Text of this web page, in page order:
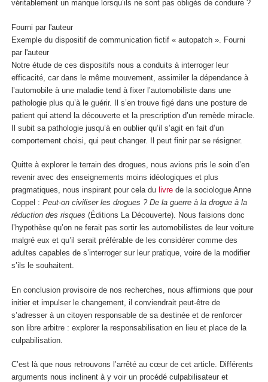
véritablement un manque lorsqu’ils ne sont pas obligés de conduire ?
Fourni par l'auteur
Exemple du dispositif de communication fictif « autopatch ».
Fourni
par l'auteur
Notre étude de ces dispositifs nous a conduits à interroger leur
efficacité, car dans le même mouvement, assimiler la dépendance à
l’automobile à une maladie tend à fixer l’automobiliste dans une
pathologie plus qu’à le guérir. Il s’en trouve figé dans une posture de
patient qui attend la découverte et la prescription d’un remède miracle.
Il subit sa pathologie jusqu’à en oublier qu’il s’agit en fait d’un
comportement choisi, qui peut changer. Il peut finir par se résigner.
Quitte à explorer le terrain des drogues, nous avions pris le soin d’en
revenir avec des enseignements moins idéologiques et plus
pragmatiques, nous inspirant pour cela du livre de la sociologue Anne
Coppel : Peut-on civiliser les drogues ? De la guerre à la drogue à la
réduction des risques (Éditions La Découverte). Nous faisions donc
l’hypothèse qu’on ne ferait pas sortir les automobilistes de leur voiture
malgré eux et qu’il serait préférable de les considérer comme des
adultes capables de s’interroger sur leur pratique, voire de la modifier
s’ils le souhaitent.
En conclusion provisoire de nos recherches, nous affirmions que pour
initier et impulser le changement, il conviendrait peut-être de
s’adresser à un citoyen responsable de sa destinée et de renforcer
son libre arbitre : explorer la responsabilisation en lieu et place de la
culpabilisation.
C’est là que nous retrouvons l’arrêté au cœur de cet article. Différents
arguments nous inclinent à y voir un procédé culpabilisateur et